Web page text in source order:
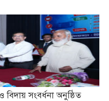
সংবর্ধনা অনুষ্ঠিত